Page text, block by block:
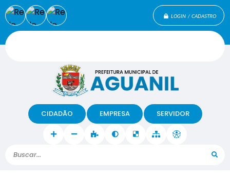
LOGIN / CADASTRO
Buscar...
CIDADÃO EMPRESA SERVIDOR